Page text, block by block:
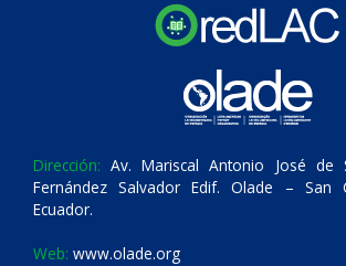
Dirección: Av. Mariscal Antonio José de
Fernández Salvador Edif. Olade – San
Ecuador.
Web: www.olade.org